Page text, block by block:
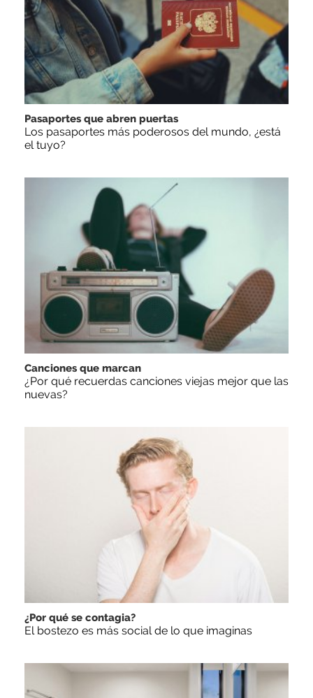
Pasaportes que abren puertas
Los pasaportes más poderosos del mundo, ¿está
el tuyo?
Canciones que marcan
¿Por qué recuerdas canciones viejas mejor que las
nuevas?
¿Por qué se contagia?
El bostezo es más social de lo que imaginas